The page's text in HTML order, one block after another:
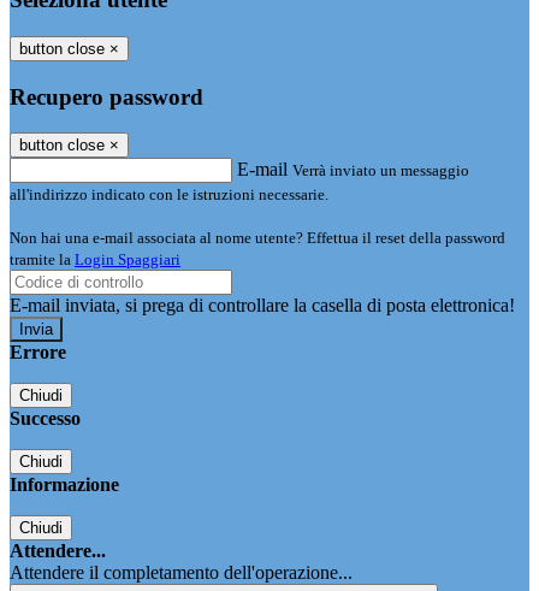
button close ×
Recupero password
button close ×
E-mail Verrà inviato un messaggio
all'indirizzo indicato con le istruzioni necessarie.
Non hai una e-mail associata al nome utente? Effettua il reset della password
tramite la Login Spaggiari
E-mail inviata, si prega di controllare la casella di posta elettronica!
Errore
Chiudi
Successo
Chiudi
Informazione
Chiudi
Attendere...
Attendere il completamento dell'operazione...